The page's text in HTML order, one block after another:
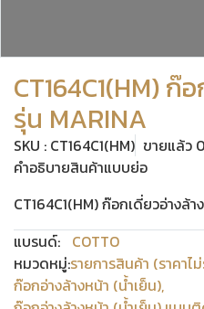
CT164C1(HM) ก๊
รุ่น MARINA
SKU : CT164C1(HM) ขายแล้ว
คำอธิบายสินค้าแบบย่อ
CT164C1(HM) ก๊อกเดี่ยวอ่างล้
แบรนด์: COTTO
หมวดหมู่:รายการสินค้า (ราคาไ
ก๊อกอ่างล้างหน้า (น้ำเย็น),